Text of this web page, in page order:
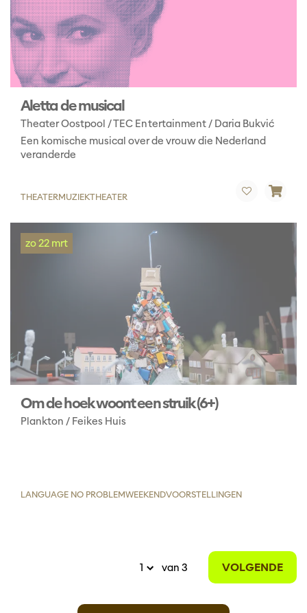
Aletta de musical
Theater Oostpool / TEC Entertainment / Daria Bukvić
Een komische musical over de vrouw die Nederland
veranderde
THEATERMUZIEKTHEATER
Om de hoek woont een struik (6+)
Plankton / Feikes Huis
zo 22 mrt
LANGUAGE NO PROBLEMWEEKENDVOORSTELLINGEN
van 3 VOLGENDE